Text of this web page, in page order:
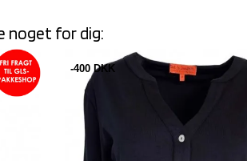
noget for dig:
-400 DKK